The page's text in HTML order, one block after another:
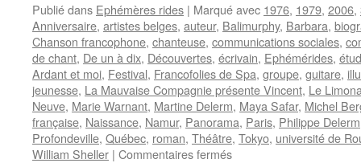
Publié dans Ephémères rides | Marqué avec 1976, 1979, 2006,
Anniversaire, artistes belges, auteur, Balimurphy, Barbara,
Chanson francophone, chanteuse, communications sociales,
de chant, De un à dix, Découvertes, écrivain, Ephémérides,
Ardant et moi, Festival, Francofolies de Spa, groupe, guitare,
jeunesse, La Mauvaise Compagnie présente Vincent, Le
Neuve, Marie Warnant, Martine Delerm, Maya Safar, Michel
française, Naissance, Namur, Panorama, Paris, Philippe Delerm
Profondeville, Québec, roman, Théâtre, Tokyo, université de
William Sheller | Commentaires ferméssur